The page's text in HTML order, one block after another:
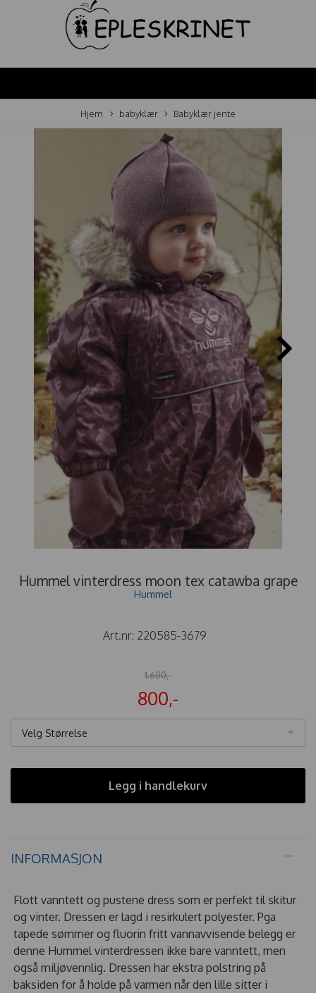
Hjem babyklær Babyklær jente
Hummel vinterdress moon tex catawba grape
Hummel
Art.nr: 220585-3679
1.600,-
800,-
Velg Størrelse
Legg i handlekurv
INFORMASJON
Flott vanntett og pustene dress som er perfekt til skitur
og vinter. Dressen er lagd i resirkulert polyester. Pga
tapede sømmer og fluorin fritt vannavvisende belegg er
denne Hummel vinterdressen ikke bare vanntett, men
også miljøvennlig. Dressen har ekstra polstring på
baksiden for å holde på varmen når den lille sitter i